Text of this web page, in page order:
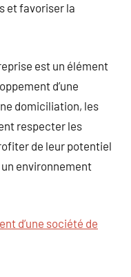
et favoriser la
est un élément
d’une
domiciliation, les
respecter les
de leur potentiel
environnement
d’une société de